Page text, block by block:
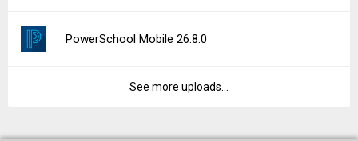
PowerSchool Mobile 26.8.0
See more uploads...